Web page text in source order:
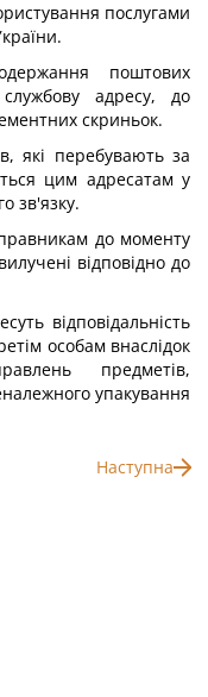
послугами
поштових
адресу, до
скриньок.
які перебувають за
цим адресатам у
зв'язку.
до моменту
відповідно до
відповідальність
особам внаслідок
предметів,
упакування
Наступна